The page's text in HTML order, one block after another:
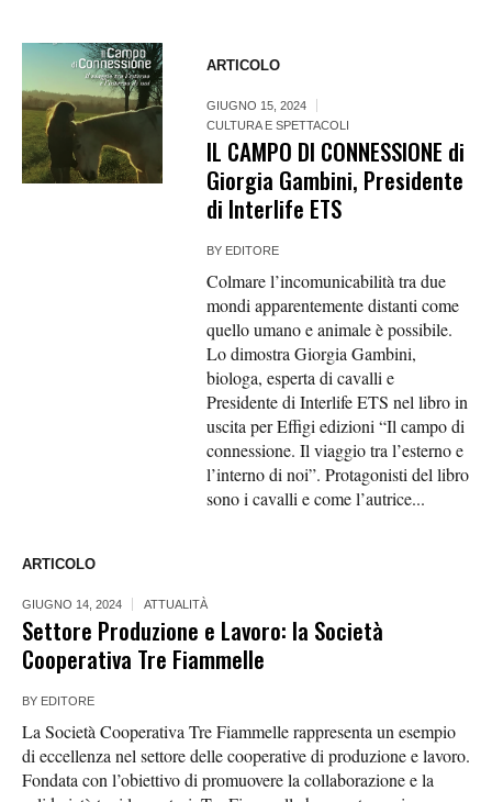
ARTICOLO
GIUGNO 15, 2024
CULTURA E SPETTACOLI
IL CAMPO DI CONNESSIONE di
Giorgia Gambini, Presidente
di Interlife ETS
BY EDITORE
Colmare l’incomunicabilità tra due
mondi apparentemente distanti come
quello umano e animale è possibile.
Lo dimostra Giorgia Gambini,
biologa, esperta di cavalli e
Presidente di Interlife ETS nel libro in
uscita per Effigi edizioni “Il campo di
connessione. Il viaggio tra l’esterno e
l’interno di noi”. Protagonisti del libro
sono i cavalli e come l’autrice...
ARTICOLO
GIUGNO 14, 2024 ATTUALITÀ
Settore Produzione e Lavoro: la Società
Cooperativa Tre Fiammelle
BY EDITORE
La Società Cooperativa Tre Fiammelle rappresenta un esempio
di eccellenza nel settore delle cooperative di produzione e lavoro.
Fondata con l’obiettivo di promuovere la collaborazione e la